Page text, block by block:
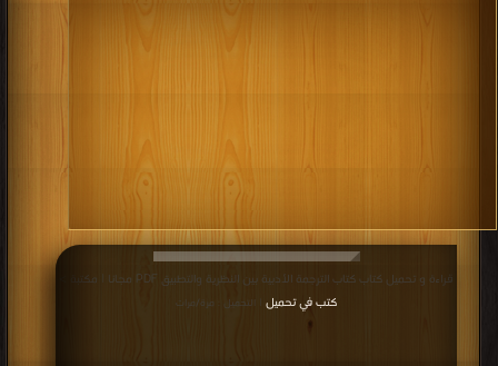
قراءة و تحميل كتاب كتاب الترجمة الأدبية بين النظرية والتطبيق PDF مجانا | مكتبة >
كتب في تحميل
| التحميل : مرة/مرات